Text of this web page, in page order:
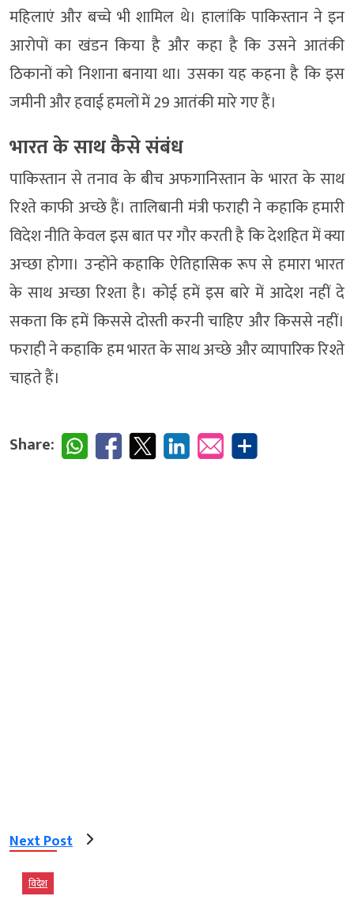
महिलाएं और बच्चे भी शामिल थे। हालांकि पाकिस्तान ने इन
आरोपों का खंडन किया है और कहा है कि उसने आतंकी
ठिकानों को निशाना बनाया था। उसका यह कहना है कि इस
जमीनी और हवाई हमलों में 29 आतंकी मारे गए हैं।
भारत के साथ कैसे संबंध
पाकिस्तान से तनाव के बीच अफगानिस्तान के भारत के साथ
रिश्ते काफी अच्छे हैं। तालिबानी मंत्री फराही ने कहाकि हमारी
विदेश नीति केवल इस बात पर गौर करती है कि देशहित में क्या
अच्छा होगा। उन्होंने कहाकि ऐतिहासिक रूप से हमारा भारत
के साथ अच्छा रिश्ता है। कोई हमें इस बारे में आदेश नहीं दे
सकता कि हमें किससे दोस्ती करनी चाहिए और किससे नहीं।
फराही ने कहाकि हम भारत के साथ अच्छे और व्यापारिक रिश्ते
चाहते हैं।
Share:
Next Post
विदेश